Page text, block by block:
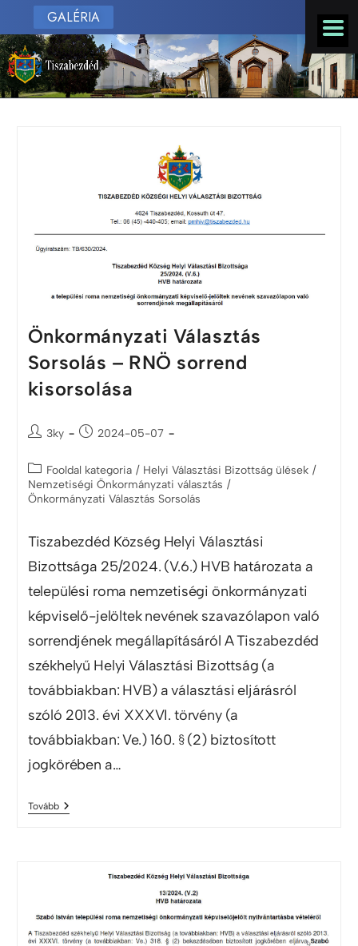
GALÉRIA
Önkormányzati Választás
Sorsolás – RNÖ sorrend
kisorsolása
3ky 2024-05-07
Fooldal kategoria / Helyi Választási Bizottság ülések /
Nemzetiségi Önkormányzati választás /
Önkormányzati Választás Sorsolás
Tiszabezdéd Község Helyi Választási
Bizottsága 25/2024. (V.6.) HVB határozata a
települési roma nemzetiségi önkormányzati
képviselő-jelöltek nevének szavazólapon való
sorrendjének megállapításáról A Tiszabezdéd
székhelyű Helyi Választási Bizottság (a
továbbiakban: HVB) a választási eljárásról
szóló 2013. évi XXXVI. törvény (a
továbbiakban: Ve.) 160. § (2) biztosított
jogkörében a…
Tovább